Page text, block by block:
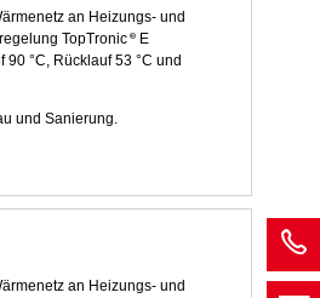
an Heizungs- und
TopTronic
E
°C, Rücklauf 53 °C und
und Sanierung.
an Heizungs- und